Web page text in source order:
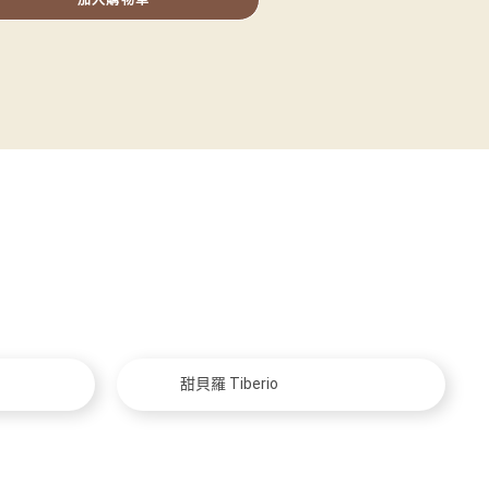
甜貝羅 Tiberio